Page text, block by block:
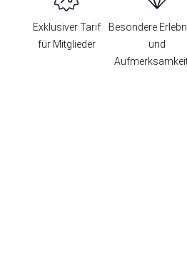
Exklusiver Tarif
für Mitglieder
Besondere
und